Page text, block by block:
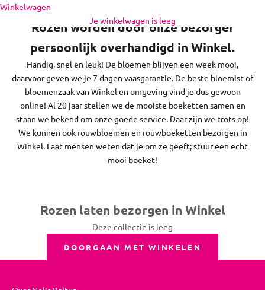
Naar inhoud
Winkelwagen
Je winkelwagen is leeg
Rozen worden door onze bezorger
persoonlijk overhandigd in Winkel.
Handig, snel en leuk! De bloemen blijven een week mooi,
daarvoor geven we je 7 dagen vaasgarantie. De beste bloemist of
bloemenzaak van Winkel en omgeving vind je dus gewoon
online! Al 20 jaar stellen we de mooiste boeketten samen en
staan we bekend om onze goede service. Daar zijn we trots op!
We kunnen ook rouwbloemen en rouwboeketten bezorgen in
Winkel. Laat mensen weten dat je om ze geeft; stuur een echt
mooi boeket!
Rozen laten bezorgen in Winkel
Deze collectie is leeg
DOORGAAN MET WINKELEN